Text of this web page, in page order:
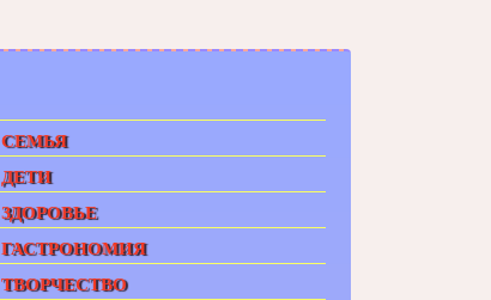
СЕМЬЯ
ДЕТИ
ЗДОРОВЬЕ
ГАСТРОНОМИЯ
ТВОРЧЕСТВО